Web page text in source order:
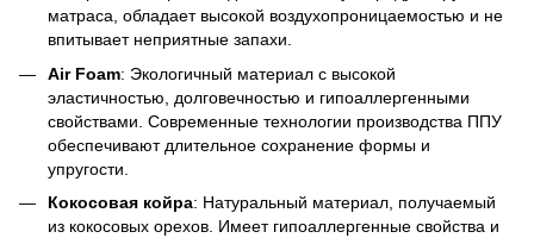
матраса, обладает высокой воздухопроницаемостью и не
впитывает неприятные запахи.
Air Foam: Экологичный материал с высокой
эластичностью, долговечностью и гипоаллергенными
свойствами. Современные технологии производства ППУ
обеспечивают длительное сохранение формы и
упругости.
Кокосовая койра: Натуральный материал, получаемый
из кокосовых орехов. Имеет гипоаллергенные свойства и